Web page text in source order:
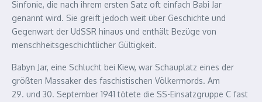
Sinfonie, die nach ihrem ersten Satz oft einfach Babi Jar
genannt wird. Sie greift jedoch weit über Geschichte und
Gegenwart der UdSSR hinaus und enthält Bezüge von
menschheitsgeschichtlicher Gültigkeit.
Babyn Jar, eine Schlucht bei Kiew, war Schauplatz eines der
größten Massaker des faschistischen Völkermords. Am
29. und 30. September 1941 tötete die SS-Einsatzgruppe C fast